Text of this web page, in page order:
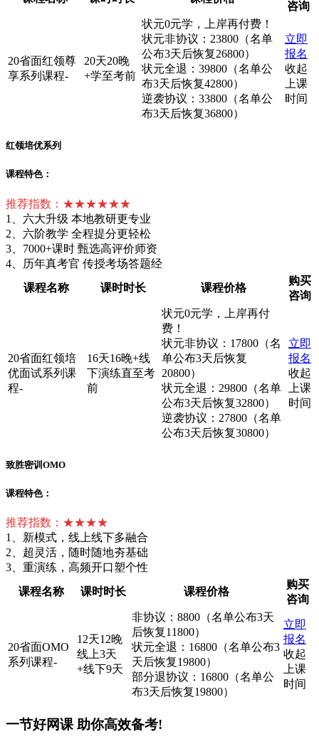
咨询
20省面红领尊
享系列课程-
20天20晚
+学至考前
状元0元学，上岸再付费！
状元非协议：23800（名单
公布3天后恢复26800）
状元全退：39800（名单公
布3天后恢复42800）
逆袭协议：33800（名单公
布3天后恢复36800）
立即
报名
收起
上课
时间
红领培优系列
课程特色：
推荐指数：★★★★★★
1、六大升级 本地教研更专业
2、六阶教学 全程提分更轻松
3、7000+课时 甄选高评价师资
4、历年真考官 传授考场答题经
课程名称
课时时长 课程价格
购买
咨询
20省面红领培
优面试系列课
程-
16天16晚+线
下演练直至考
前
状元0元学，上岸再付
费！
状元非协议：17800（名
单公布3天后恢复
20800）
状元全退：29800（名单
公布3天后恢复32800）
逆袭协议：27800（名单
公布3天后恢复30800）
立即
报名
收起
上课
时间
致胜密训OMO
课程特色：
推荐指数：★★★★
1、新模式，线上线下多融合
2、超灵活，随时随地夯基础
3、重演练，高频开口塑个性
课程名称
课时时长 课程价格
购买
咨询
20省面OMO
系列课程-
12天12晚
线上3天
+线下9天
非协议：8800（名单公布3天
后恢复11800）
状元全退：16800（名单公布3
天后恢复19800）
部分退协议：16800（名单公
布3天后恢复19800）
立即
报名
收起
上课
时间
一节好网课 助你高效备考!